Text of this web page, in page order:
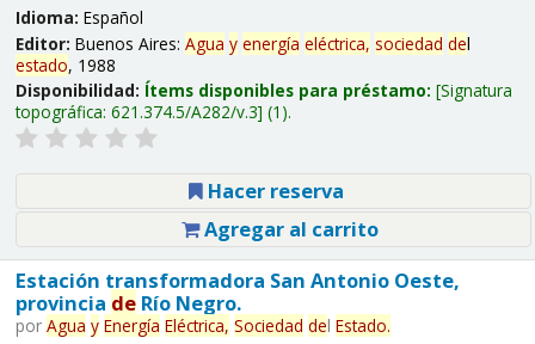
Idioma: Español
Editor: Buenos Aires: Agua y energía eléctrica, sociedad del
estado, 1988
Disponibilidad: Ítems disponibles para préstamo: Signatura
topográfica: 621.374.5/A282/v.3 (1).
Hacer reserva
Agregar al carrito
Estación transformadora San Antonio Oeste,
provincia deRío Negro.
por Agua y Energía Eléctrica, Sociedad del Estado.